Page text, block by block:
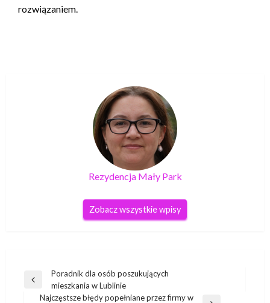
rozwiązaniem.
Rezydencja Mały Park
Zobacz wszystkie wpisy
Nawigacja
wpisu
Poprzedni
Poradnik dla osób poszukujących
mieszkania w Lublinie
Najczęstsze błędy popełniane przez firmy w